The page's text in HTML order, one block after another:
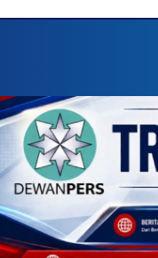
Facebook.com
HOME REDAKSI